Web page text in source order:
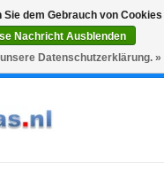
0 Artikel - €0,00
dem Gebrauch von Cookies
Nachricht Ausblenden
Datenschutzerklärung. »